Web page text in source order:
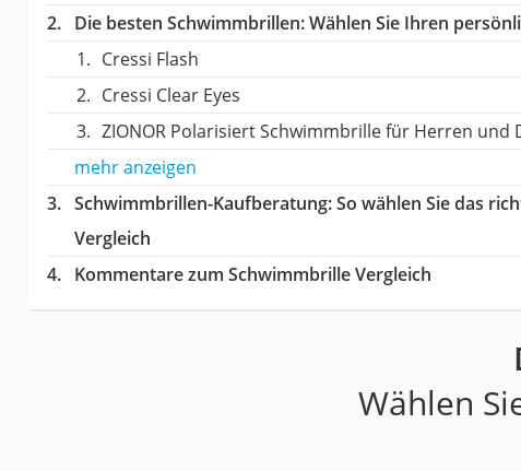
Die besten Schwimmbrillen:Wählen Sie Ihren
Cressi Flash
Cressi Clear Eyes
ZIONOR Polarisiert Schwimmbrille für Herren und
mehr anzeigen
Schwimmbrillen-Kaufberatung: So wählen Sie das
Vergleich
Kommentare zum Schwimmbrille Vergleich
Wählen